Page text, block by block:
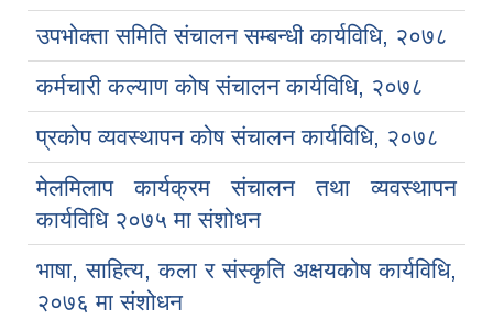
उपभोक्ता समिति संचालन सम्बन्धी कार्यविधि, २०७८
कर्मचारी कल्याण कोष संचालन कार्यविधि, २०७८
प्रकोप व्यवस्थापन कोष संचालन कार्यविधि, २०७८
मेलमिलाप कार्यक्रम संचालन तथा व्यवस्थापन
कार्यविधि २०७५ मा संशोधन
भाषा, साहित्य, कला र संस्कृति अक्षयकोष कार्यविधि,
२०७६ मा संशोधन